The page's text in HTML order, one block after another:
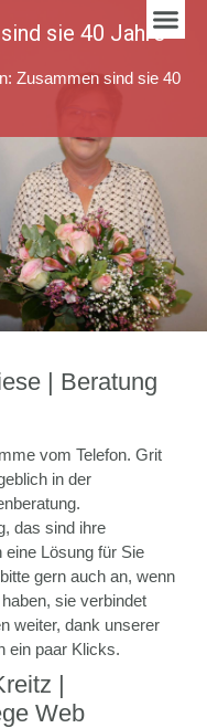
sie 40 Jahre
Zusammen sind sie 40
| Beratung
vom Telefon. Grit
in der
das sind ihre
Lösung für Sie
gern auch an, wenn
sie verbindet
weiter, dank unserer
ein paar Klicks.
|
Web